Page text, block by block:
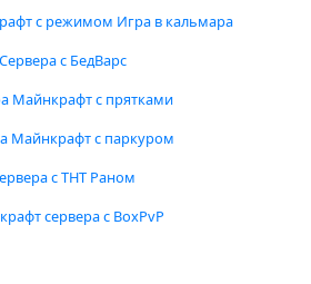
с режимом Игра в кальмара
Сервера с БедВарс
Майнкрафт с прятками
Майнкрафт с паркуром
с ТНТ Раном
сервера с BoxPvP